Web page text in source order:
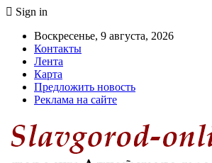
Sign in
Воскресенье, 9 августа, 2026
Контакты
Лента
Карта
Предложить новость
Реклама на сайте